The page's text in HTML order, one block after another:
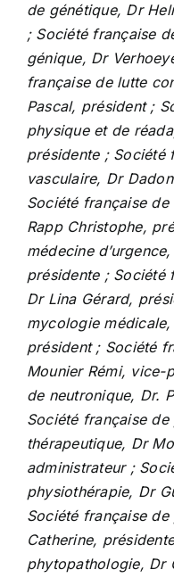
de génétique, Dr
; Société française
génique, Dr
française de lutte
Pascal, président ;
physique et de
présidente ; Société
vasculaire, Dr
Société française
Rapp Christophe,
médecine
présidente ; Société
Dr Lina Gérard,
mycologie
président ; Société
Mounier Rémi, vice-
de neutronique, Dr.
Société française
thérapeutique, Dr
administrateur ;
physiothérapie, Dr
Société française
Catherine,
phytopathologie, Dr